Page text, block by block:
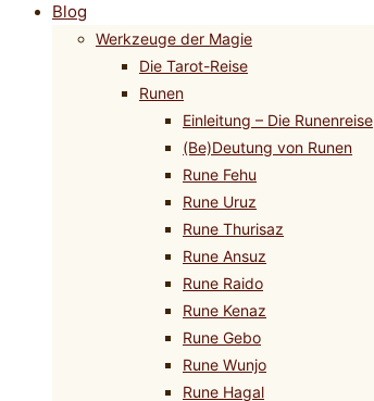
Blog
Werkzeuge der Magie
Die Tarot-Reise
Runen
Einleitung – Die Runenreise
(Be)Deutung von Runen
Rune Fehu
Rune Uruz
Rune Thurisaz
Rune Ansuz
Rune Raido
Rune Kenaz
Rune Gebo
Rune Wunjo
Rune Hagal